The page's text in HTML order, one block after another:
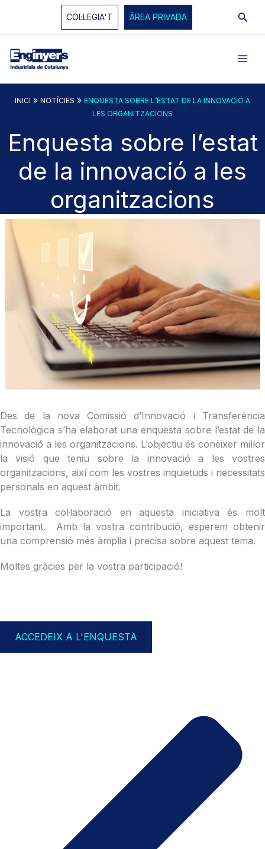
COL·LEGIA'T ÀREA PRIVADA
INICI » NOTÍCIES » ENQUESTA SOBRE L’ESTAT DE LA INNOVACIÓ A
LES ORGANITZACIONS
Enquesta sobre l’estat
de la innovació a les
organitzacions
Des de la nova Comissió d’Innovació i Transferència
Tecnològica s’ha elaborat una enquesta sobre l’estat de la
innovació a les organitzacions. L’objectiu és conèixer millor
la visió que teniu sobre la innovació a les vostres
organitzacions, així com les vostres inquietuds i necessitats
personals en aquest àmbit.
La vostra col·laboració en aquesta iniciativa és molt
important. Amb la vostra contribució, esperem obtenir
una comprensió més àmplia i precisa sobre aquest tema.
Moltes gràcies per la vostra participació!
ACCEDEIX A L'ENQUESTA